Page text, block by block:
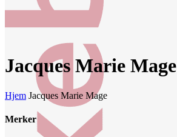
Jacques Marie Mage
Hjem Jacques Marie Mage
Merker